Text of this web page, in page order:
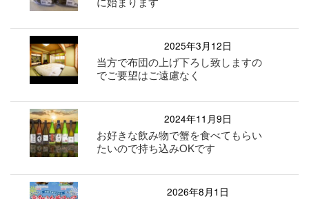
2025年3月12日
当方で布団の上げ下ろし致しますの
でご要望はご遠慮なく
2024年11月9日
お好きな飲み物で蟹を食べてもらい
たいので持ち込みOKです
2026年8月1日